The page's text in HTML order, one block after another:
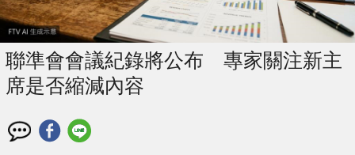
聯準會會議紀錄將公布 專家關注新主
席是否縮減內容